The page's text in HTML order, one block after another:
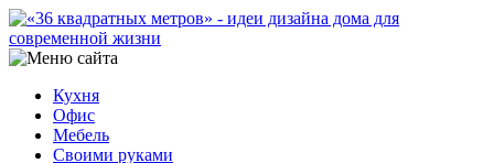
Кухня
Офис
Мебель
Своими руками